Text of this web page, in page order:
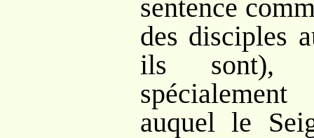
sentence
des disciples
ils sont),
auquel le